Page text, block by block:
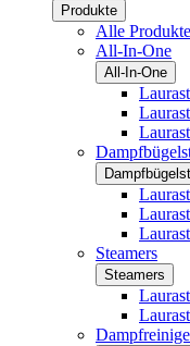
Produkte
Alle Produkte
All-In-One
All-In-One
Steamers
Steamers